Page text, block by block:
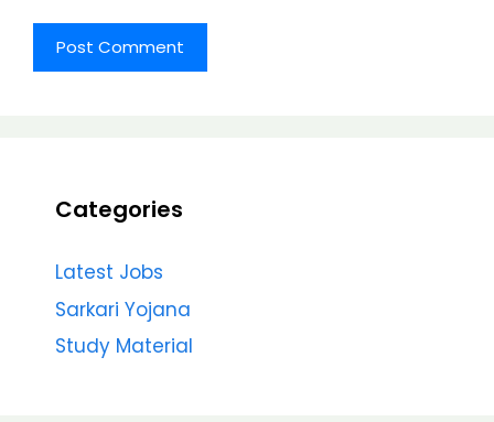
Categories
Latest Jobs
Sarkari Yojana
Study Material